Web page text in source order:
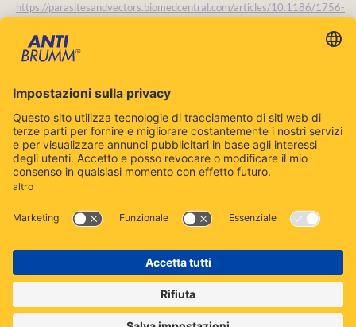
https://parasitesandvectors.biomedcentral.com/articles/10.1186/1756-
Utilizzare i repellenti contro gli insetti con prudenza.
Prima dell'uso, leggere sempre l'etichetta e le
informazioni sul prodotto.
Cookie Policy
Informazione legale